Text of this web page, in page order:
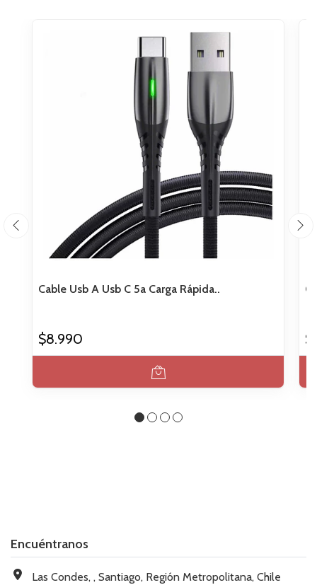
Cable Usb A Usb C 5a Carga Rápida..
$8.990
Encuéntranos
Las Condes, , Santiago, Región Metropolitana, Chile